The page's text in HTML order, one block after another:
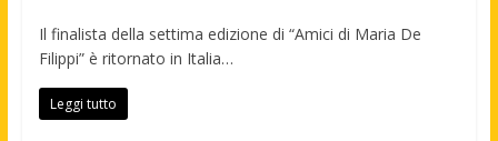
Il finalista della settima edizione di “Amici di Maria De
Filippi” è ritornato in Italia…
Leggi tutto